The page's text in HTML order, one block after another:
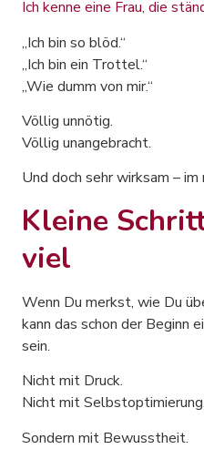
Ich kenne eine Frau, die
„Ich bin so blöd.“
„Ich bin ein Trottel.“
„Wie dumm von mir.“
Völlig unnötig.
Völlig unangebracht.
Und doch sehr wirksam – im
Kleine
viel
Wenn Du merkst, wie Du
kann das schon der Beginn
sein.
Nicht mit Druck.
Nicht mit Selbstoptimierung.
Sondern mit Bewusstheit.